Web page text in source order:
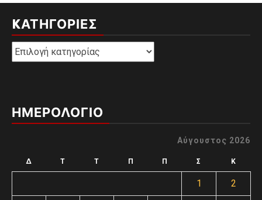
KΑΤΗΓΟΡΊΕΣ
Kατηγορίες
ΗΜΕΡΟΛΟΓΙΟ
Αύγουστος 2026
Δ Τ Τ Π Π Σ Κ
1 2